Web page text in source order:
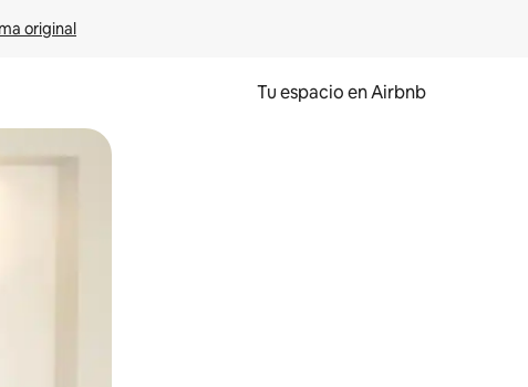
original
Tu espacio en Airbnb